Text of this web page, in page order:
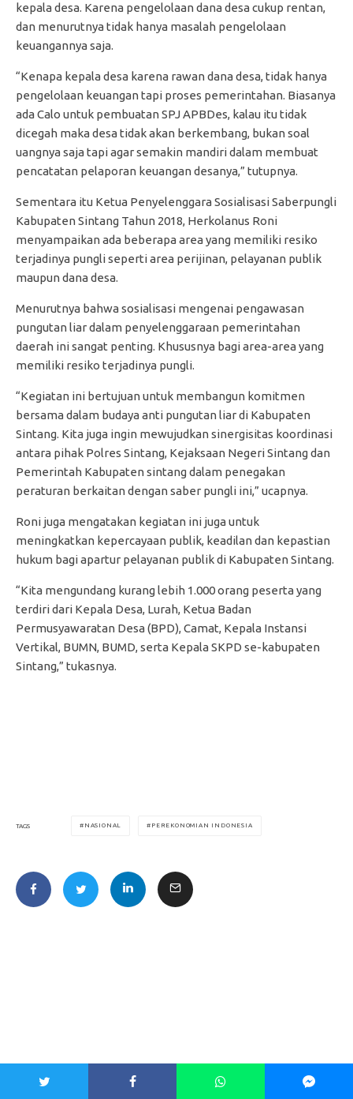
kepala desa. Karena pengelolaan dana desa cukup rentan,
dan menurutnya tidak hanya masalah pengelolaan
keuangannya saja.
“Kenapa kepala desa karena rawan dana desa, tidak hanya
pengelolaan keuangan tapi proses pemerintahan. Biasanya
ada Calo untuk pembuatan SPJ APBDes, kalau itu tidak
dicegah maka desa tidak akan berkembang, bukan soal
uangnya saja tapi agar semakin mandiri dalam membuat
pencatatan pelaporan keuangan desanya,” tutupnya.
Sementara itu Ketua Penyelenggara Sosialisasi Saberpungli
Kabupaten Sintang Tahun 2018, Herkolanus Roni
menyampaikan ada beberapa area yang memiliki resiko
terjadinya pungli seperti area perijinan, pelayanan publik
maupun dana desa.
Menurutnya bahwa sosialisasi mengenai pengawasan
pungutan liar dalam penyelenggaraan pemerintahan
daerah ini sangat penting. Khususnya bagi area-area yang
memiliki resiko terjadinya pungli.
“Kegiatan ini bertujuan untuk membangun komitmen
bersama dalam budaya anti pungutan liar di Kabupaten
Sintang. Kita juga ingin mewujudkan sinergisitas koordinasi
antara pihak Polres Sintang, Kejaksaan Negeri Sintang dan
Pemerintah Kabupaten sintang dalam penegakan
peraturan berkaitan dengan saber pungli ini,” ucapnya.
Roni juga mengatakan kegiatan ini juga untuk
meningkatkan kepercayaan publik, keadilan dan kepastian
hukum bagi apartur pelayanan publik di Kabupaten Sintang.
“Kita mengundang kurang lebih 1.000 orang peserta yang
terdiri dari Kepala Desa, Lurah, Ketua Badan
Permusyawaratan Desa (BPD), Camat, Kepala Instansi
Vertikal, BUMN, BUMD, serta Kepala SKPD se-kabupaten
Sintang,” tukasnya.
TAGS NASIONAL PEREKONOMIAN INDONESIA